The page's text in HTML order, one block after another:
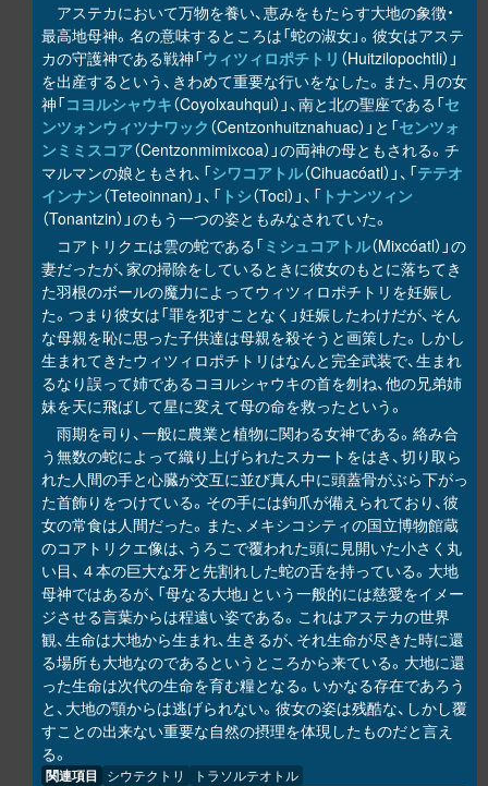
アステカにおいて万物を養い、恵みをもたらす大地の象徴・
最高地母神。名の意味するところは「蛇の淑女」。彼女はアステ
カの守護神である戦神「ウィツィロポチトリ （Huitzilopochtli）」
を出産するという、きわめて重要な行いをなした。また、月の女
神「コヨルシャウキ（Coyolxauhqui）」、南と北の聖座である「セ
ンツォンウィツナワック （Centzonhuitznahuac）」と「センツォ
ンミミスコア（Centzonmimixcoa）」の両神の母ともされる。チ
マルマンの娘ともされ、「シワコアトル（Cihuacóatl）」、「テテオ
インナン（Teteoinnan）」、「 トシ（Toci）」、「 トナンツィン
（Tonantzin）」のもう一つの姿ともみなされていた。
コアトリクエは雲の蛇である「ミシュコアトル（Mixcóatl）」の
妻だったが、家の掃除をしているときに彼女のもとに落ちてき
た羽根のボールの魔力によってウィツィロポチトリを妊娠し
た。つまり彼女は「罪を犯すことなく」妊娠したわけだが、そん
な母親を恥に思った子供達は母親を殺そうと画策した。しかし
生まれてきたウィツィロポチトリはなんと完全武装で、生まれ
るなり誤って姉であるコヨルシャウキの首を刎ね、他の兄弟姉
妹を天に飛ばして星に変えて母の命を救ったという。
雨期を司り、一般に農業と植物に関わる女神である。絡み合
う無数の蛇によって織り上げられたスカートをはき、切り取ら
れた人間の手と心臓が交互に並び真ん中に頭蓋骨がぶら下がっ
た首飾りをつけている。その手には鉤爪が備えられており、彼
女の常食は人間だった。また、メキシコシティの国立博物館蔵
のコアトリクエ像は、うろこで覆われた頭に見開いた小さく丸
い目、４本の巨大な牙と先割れした蛇の舌を持っている。大地
母神ではあるが、「母なる大地」という一般的には慈愛をイメー
ジさせる言葉からは程遠い姿である。これはアステカの世界
観、生命は大地から生まれ、生きるが、それ生命が尽きた時に還
る場所も大地なのであるというところから来ている。大地に還
った生命は次代の生命を育む糧となる。いかなる存在であろう
と、大地の顎からは逃げられない。彼女の姿は残酷な、しかし覆
すことの出来ない重要な自然の摂理を体現したものだと言え
る。
関連項目 シウテクトリ トラソルテオトル